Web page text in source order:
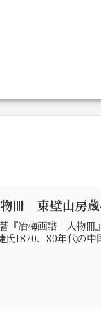
冊 東壁山房
『冶梅画譜 人物冊
1870、80年代の